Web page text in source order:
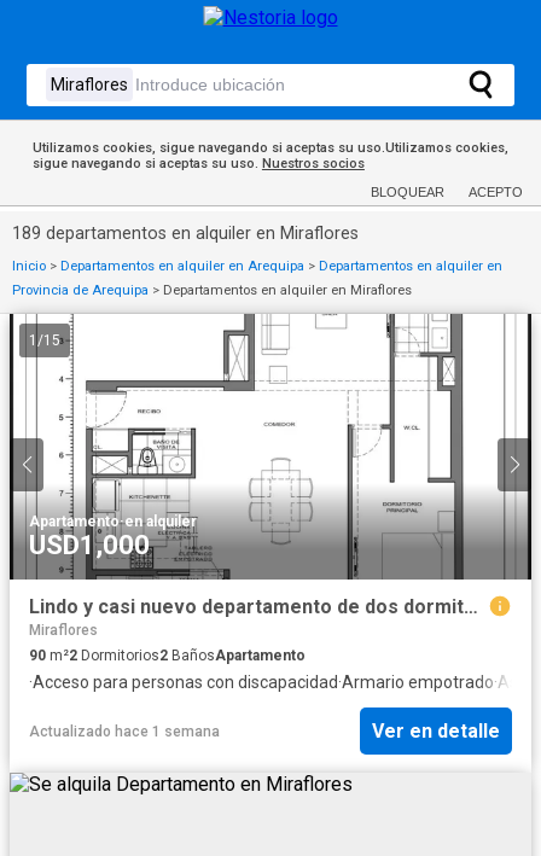
Utilizamos cookies, sigue navegando si aceptas su uso.Utilizamos cookies,
sigue navegando si aceptas su uso. Nuestros socios
BLOQUEAR ACEPTO
189 departamentos en alquiler en Miraflores
Inicio > Departamentos en alquiler en Arequipa > Departamentos en alquiler en
Provincia de Arequipa > Departamentos en alquiler en Miraflores
1 /15
Apartamento·en alquiler
USD1,000
Lindo y casi nuevo departamento de dos dormitorios y 2.5 baños
Miraflores
90 m²2 Dormitorios2 BañosApartamento
·Acceso para personas con discapacidad·Armario empotrado·
Actualizado hace 1 semana Ver en detalle